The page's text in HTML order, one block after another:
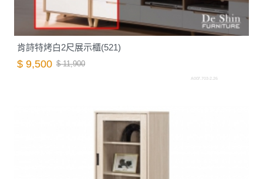
肯詩特烤白2尺展示櫃(521)
$ 9,500 $ 11,900
A007.703-2.26